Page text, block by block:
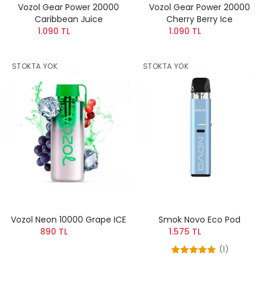
Vozol Gear Power 20000
Caribbean Juice
1.090 TL
Vozol Gear Power 20000
Cherry Berry Ice
1.090 TL
STOKTA YOK
Vozol Neon 10000 Grape ICE
890 TL
STOKTA YOK
Smok Novo Eco Pod
1.575 TL
(1)